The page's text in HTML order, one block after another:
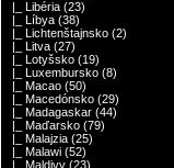
|_ Libéria (23)
|_ Líbya (38)
|_ Lichtenštajnsko (2)
|_ Litva (27)
|_ Lotyšsko (19)
|_ Luxembursko (8)
|_ Macao (50)
|_ Macedónsko (29)
|_ Madagaskar (44)
|_ Maďarsko (79)
|_ Malajzia (25)
|_ Malawi (52)
|_ Maldivy (23)